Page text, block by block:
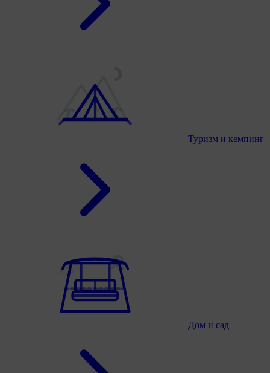
Туризм и кемпинг
Дом и сад